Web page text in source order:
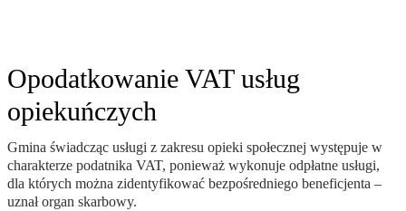
Opodatkowanie VAT usług
opiekuńczych
Gmina świadcząc usługi z zakresu opieki społecznej występuje w
charakterze podatnika VAT, ponieważ wykonuje odpłatne usługi,
dla których można zidentyfikować bezpośredniego beneficjenta –
uznał organ skarbowy.